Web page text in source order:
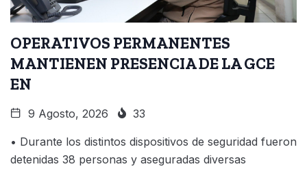
OPERATIVOS PERMANENTES
MANTIENEN PRESENCIA DE LA GCE
EN
9 Agosto, 2026 33
• Durante los distintos dispositivos de seguridad fueron
detenidas 38 personas y aseguradas diversas